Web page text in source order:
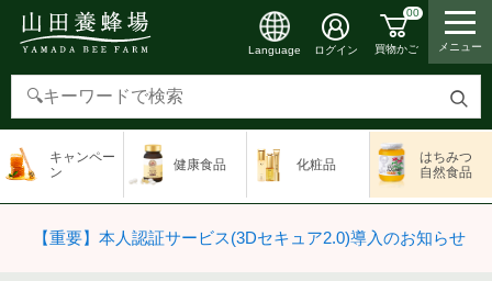
検
す
Language ログイン
00
買物かご メニュー
キャンペー
ン
健康食品 化粧品
はちみつ
自然食品
【重要】本人認証サービス(3Dセキュア2.0)導入のお知らせ